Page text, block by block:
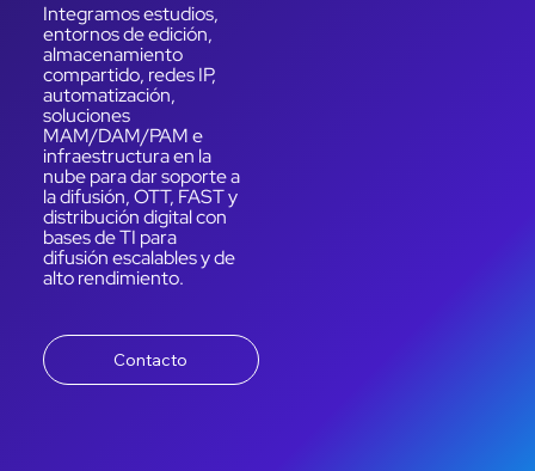
Integramos estudios,
entornos de edición,
almacenamiento
compartido, redes IP,
automatización,
soluciones
MAM/DAM/PAM e
infraestructura en la
nube para dar soporte a
la difusión, OTT, FAST y
distribución digital con
bases de TI para
difusión escalables y de
alto rendimiento.
Contacto